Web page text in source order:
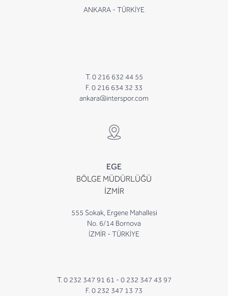
ANKARA - TÜRKİYE
T. 0 216 632 44 55
F. 0 216 634 32 33
ankara@interspor.com
EGE
BÖLGE MÜDÜRLÜĞÜ
İZMİR
555 Sokak, Ergene Mahallesi
No. 6/14 Bornova
İZMİR - TÜRKİYE
T. 0 232 347 91 61 - 0 232 347 43 97
F. 0 232 347 13 73